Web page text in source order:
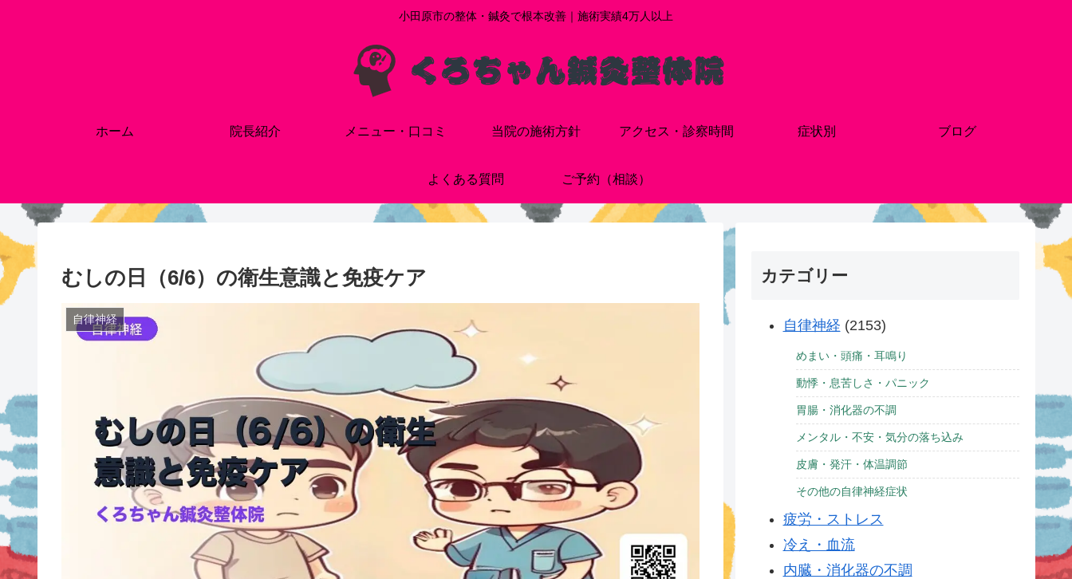
小田原市の整体・鍼灸で根本改善｜施術実績4万人以上
ホーム 院長紹介 メニュー・口コミ 当院の施術方針 アクセス・診察時間 症状別 ブログ
よくある質問 ご予約（相談）
むしの日（6/6）の衛生意識と免疫ケア
自律神経
カテゴリー
自律神経 (2153)
めまい・頭痛・耳鳴り
動悸・息苦しさ・パニック
胃腸・消化器の不調
メンタル・不安・気分の落ち込み
皮膚・発汗・体温調節
その他の自律神経症状
疲労・ストレス
冷え・血流
内臓・消化器の不調